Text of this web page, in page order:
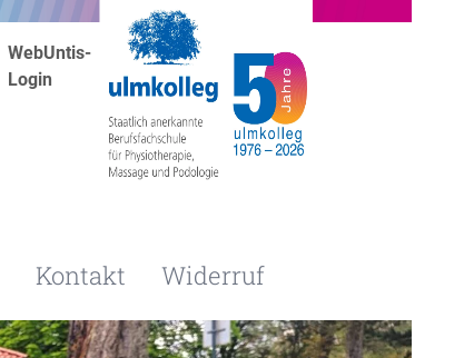
WebUntis-
Login
Kontakt Widerruf